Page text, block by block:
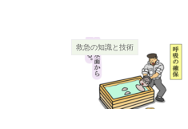
救急の知識と技術